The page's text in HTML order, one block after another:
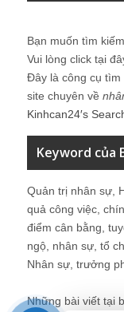
Bạn muốn tìm
Vui lòng click tại
Đây là công cụ
site chuyên về
Kinhcan24′s
Keyword của
Quản trị nhân sự,
quả công việc,
điểm cân bằng,
ngộ, nhân sự, tổ
Nhân sự, trưởng
Những bài viết tại